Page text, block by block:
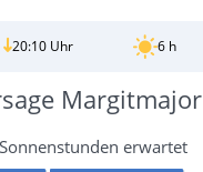
20:10 Uhr 6 h
Margitmajor
erwartet